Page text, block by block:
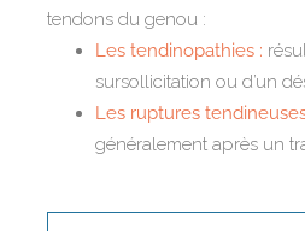
tendons du genou :
Les tendinopathies :
sursollicitation ou d’un
Les ruptures
généralement après un